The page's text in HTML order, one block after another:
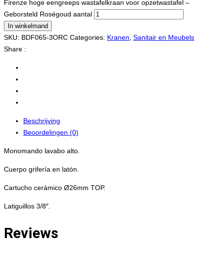
Firenze hoge eengreeps wastafelkraan voor opzetwastafel –
Geborsteld Roségoud aantal
In winkelmand
SKU: BDF065-3ORC Categories: Kranen, Sanitair en Meubels
Share :
Beschrijving
Beoordelingen (0)
Monomando lavabo alto.
Cuerpo grifería en latón.
Cartucho cerámico Ø26mm TOP.
Latiguillos 3/8″.
Reviews